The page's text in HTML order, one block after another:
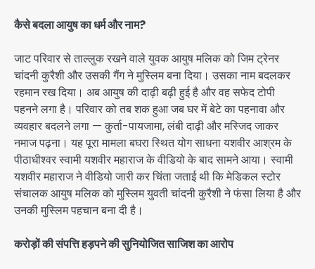
कैसे बदला आयुष का धर्म और नाम?
जाट परिवार से ताल्लुक रखने वाले युवक आयुष मलिक को जिम ट्रेनर
चांदनी कुरैशी और उसकी गैंग ने मुस्लिम बना दिया। उसका नाम बदलकर
रहमान रख दिया। अब आयुष की दाढ़ी बढ़ी हुई है और वह सफेद टोपी
पहनने लगा है। परिवार को तब शक हुआ जब घर में बेटे का पहनावा और
व्यवहार बदलने लगा — कुर्ता-पायजामा, लंबी दाढ़ी और मस्जिद जाकर
नमाज पढ़ना। यह पूरा मामला बघरा स्थित योग साधना यशवीर आश्रम के
पीठाधीश्वर स्वामी यशवीर महाराज के वीडियो के बाद सामने आया। स्वामी
यशवीर महाराज ने वीडियो जारी कर चिंता जताई थी कि मेडिकल स्टोर
संचालक आयुष मलिक को मुस्लिम युवती चांदनी कुरैशी ने फंसा लिया है और
उनकी मुस्लिम पहचान बना दी है।
करोड़ों की संपत्ति हड़पने की सुनियोजित साजिश का आरोप